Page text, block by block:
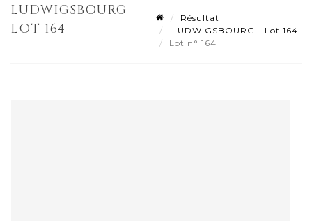
LUDWIGSBOURG -
LOT 164
Résultat
LUDWIGSBOURG - Lot 164
Lot n° 164